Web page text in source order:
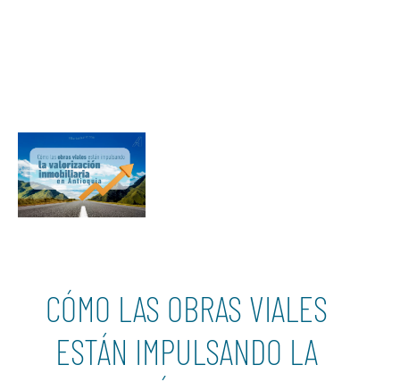
CÓMO LAS OBRAS VIALES
ESTÁN IMPULSANDO LA